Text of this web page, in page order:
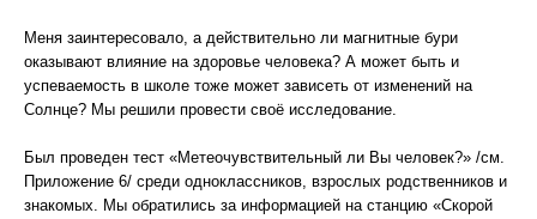
Меня заинтересовало, а действительно ли магнитные бури
оказывают влияние на здоровье человека? А может быть и
успеваемость в школе тоже может зависеть от изменений на
Солнце? Мы решили провести своё исследование.
Был проведен тест «Метеочувствительный ли Вы человек?» /см.
Приложение 6/ среди одноклассников, взрослых родственников и
знакомых. Мы обратились за информацией на станцию «Скорой